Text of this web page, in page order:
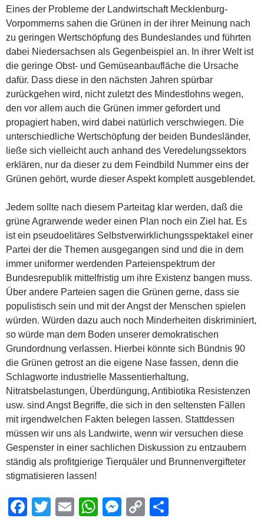
Eines der Probleme der Landwirtschaft Mecklenburg-
Vorpommerns sahen die Grünen in der ihrer Meinung nach
zu geringen Wertschöpfung des Bundeslandes und führten
dabei Niedersachsen als Gegenbeispiel an. In ihrer Welt ist
die geringe Obst- und Gemüseanbaufläche die Ursache
dafür. Dass diese in den nächsten Jahren spürbar
zurückgehen wird, nicht zuletzt des Mindestlohns wegen,
den vor allem auch die Grünen immer gefordert und
propagiert haben, wird dabei natürlich verschwiegen. Die
unterschiedliche Wertschöpfung der beiden Bundesländer,
ließe sich vielleicht auch anhand des Veredelungssektors
erklären, nur da dieser zu dem Feindbild Nummer eins der
Grünen gehört, wurde dieser Aspekt komplett ausgeblendet.
Jedem sollte nach diesem Parteitag klar werden, daß die
grüne Agrarwende weder einen Plan noch ein Ziel hat. Es
ist ein pseudoelitäres Selbstverwirklichungsspektakel einer
Partei der die Themen ausgegangen sind und die in dem
immer uniformer werdenden Parteienspektrum der
Bundesrepublik mittelfristig um ihre Existenz bangen muss.
Über andere Parteien sagen die Grünen gerne, dass sie
populistisch sein und mit der Angst der Menschen spielen
würden. Würden dazu auch noch Minderheiten diskriminiert,
so würde man dem Boden unserer demokratischen
Grundordnung verlassen. Hierbei könnte sich Bündnis 90
die Grünen getrost an die eigene Nase fassen, denn die
Schlagworte industrielle Massentierhaltung,
Nitratsbelastungen, Überdüngung, Antibiotika Resistenzen
usw. sind Angst Begriffe, die sich in den seltensten Fällen
mit irgendwelchen Fakten belegen lassen. Stattdessen
müssen wir uns als Landwirte, wenn wir versuchen diese
Gespenster in einer sachlichen Diskussion zu entzaubern
ständig als profitgierige Tierquäler und Brunnenvergifteter
stigmatisieren lassen!
F
T
E
W
M C